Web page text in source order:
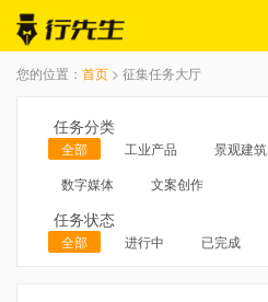
您的位置： 首页 > 征集任务大厅
任务分类
全部 工业产品 景观建筑
数字媒体
文案创作
任务状态
全部 进行中 已完成